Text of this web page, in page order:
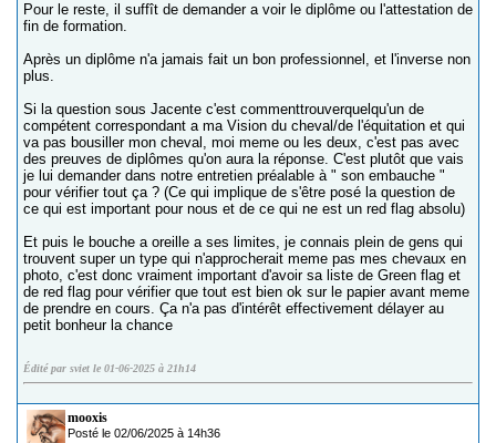
Pour le reste, il suffît de demander a voir le diplôme ou l'attestation de
fin de formation.
Après un diplôme n'a jamais fait un bon professionnel, et l'inverse non
plus.
Si la question sous Jacente c'est commenttrouverquelqu'un de
compétent correspondant a ma Vision du cheval/de l'équitation et qui
va pas bousiller mon cheval, moi meme ou les deux, c'est pas avec
des preuves de diplômes qu'on aura la réponse. C'est plutôt que vais
je lui demander dans notre entretien préalable à " son embauche "
pour vérifier tout ça ? (Ce qui implique de s'être posé la question de
ce qui est important pour nous et de ce qui ne est un red flag absolu)
Et puis le bouche a oreille a ses limites, je connais plein de gens qui
trouvent super un type qui n'approcherait meme pas mes chevaux en
photo, c'est donc vraiment important d'avoir sa liste de Green flag et
de red flag pour vérifier que tout est bien ok sur le papier avant meme
de prendre en cours. Ça n'a pas d'intérêt effectivement délayer au
petit bonheur la chance
Édité par sviet le 01-06-2025 à 21h14
mooxis
Posté le 02/06/2025 à 14h36